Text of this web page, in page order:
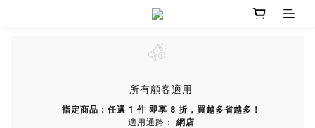
所有顧客適用
指定商品：任選 1 件 即享 8 折，買越多省越多！
適用通路： 網店